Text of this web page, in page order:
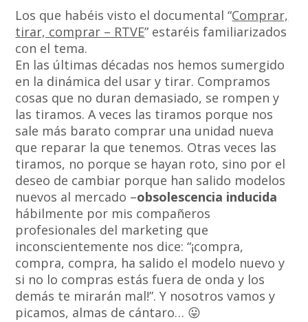
Los que habéis visto el documental “Comprar,
tirar, comprar – RTVE” estaréis familiarizados
con el tema.
En las últimas décadas nos hemos sumergido
en la dinámica del usar y tirar. Compramos
cosas que no duran demasiado, se rompen y
las tiramos. A veces las tiramos porque nos
sale más barato comprar una unidad nueva
que reparar la que tenemos. Otras veces las
tiramos, no porque se hayan roto, sino por el
deseo de cambiar porque han salido modelos
nuevos al mercado –obsolescencia inducida
hábilmente por mis compañeros
profesionales del marketing que
inconscientemente nos dice: “¡compra,
compra, compra, ha salido el modelo nuevo y
si no lo compras estás fuera de onda y los
demás te mirarán mal!”. Y nosotros vamos y
picamos, almas de cántaro… 😛